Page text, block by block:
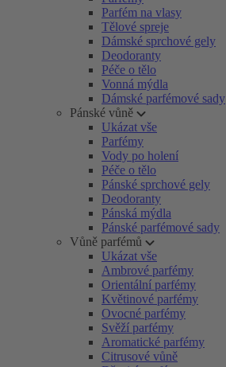
Parfém na vlasy
Tělové spreje
Dámské sprchové gely
Deodoranty
Péče o tělo
Vonná mýdla
Dámské parfémové sady
Pánské vůně
Ukázat vše
Parfémy
Vody po holení
Péče o tělo
Pánské sprchové gely
Deodoranty
Pánská mýdla
Pánské parfémové sady
Vůně parfémů
Ukázat vše
Ambrové parfémy
Orientální parfémy
Květinové parfémy
Ovocné parfémy
Svěží parfémy
Aromatické parfémy
Citrusové vůně